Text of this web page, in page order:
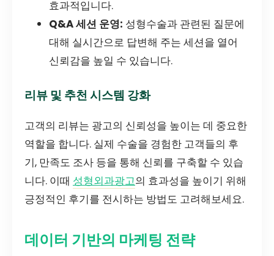
효과적입니다.
Q&A 세션 운영: 성형수술과 관련된 질문에
대해 실시간으로 답변해 주는 세션을 열어
신뢰감을 높일 수 있습니다.
리뷰 및 추천 시스템 강화
고객의 리뷰는 광고의 신뢰성을 높이는 데 중요한
역할을 합니다. 실제 수술을 경험한 고객들의 후
기, 만족도 조사 등을 통해 신뢰를 구축할 수 있습
니다. 이때 성형외과광고의 효과성을 높이기 위해
긍정적인 후기를 전시하는 방법도 고려해보세요.
데이터 기반의 마케팅 전략